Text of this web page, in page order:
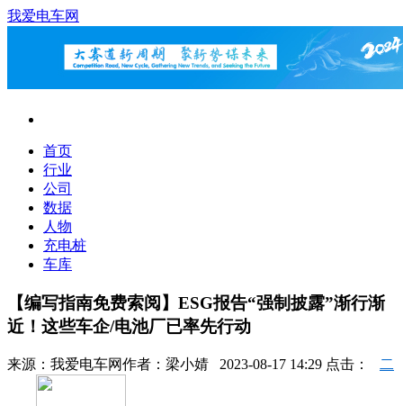
我爱电车网
首页
行业
公司
数据
人物
充电桩
车库
【编写指南免费索阅】ESG报告“强制披露”渐行渐
近！这些车企/电池厂已率先行动
来源： 我爱电车网作者： 梁小婧 2023-08-17 14:29 点击： 二